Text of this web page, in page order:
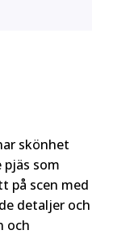
skönhet
som
på scen med
detaljer och
och